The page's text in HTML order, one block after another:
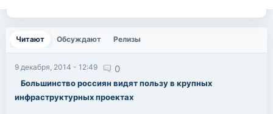
Читают
(активная вкладка)
Обсуждают Релизы
9 декабря, 2014 - 12:49 0
Большинство россиян видят пользу в крупных
инфраструктурных проектах